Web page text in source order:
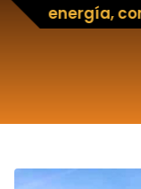
energía,